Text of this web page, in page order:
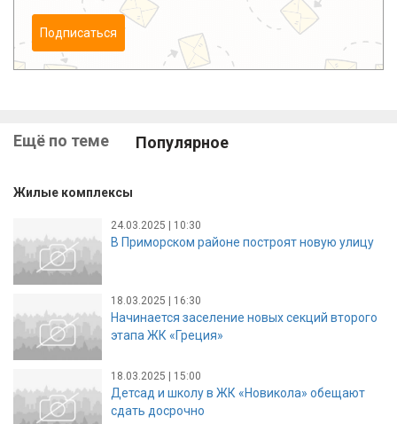
Подписаться
Ещё по теме Популярное
Жилые комплексы
24.03.2025 | 10:30
В Приморском районе построят новую улицу
18.03.2025 | 16:30
Начинается заселение новых секций второго
этапа ЖК «Греция»
18.03.2025 | 15:00
Детсад и школу в ЖК «Новикола» обещают
сдать досрочно